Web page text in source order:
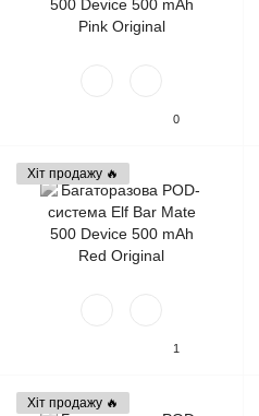
0
Хіт продажу 🔥
1
Хіт продажу 🔥